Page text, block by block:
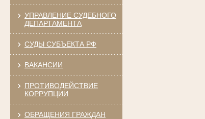
УПРАВЛЕНИЕ СУДЕБНОГО
ДЕПАРТАМЕНТА
СУДЫ СУБЪЕКТА РФ
ВАКАНСИИ
ПРОТИВОДЕЙСТВИЕ
КОРРУПЦИИ
ОБРАЩЕНИЯ ГРАЖДАН